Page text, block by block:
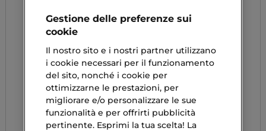
Gestione delle preferenze sui
cookie
Il nostro sito e i nostri partner utilizzano
i cookie necessari per il funzionamento
del sito, nonché i cookie per
ottimizzarne le prestazioni, per
migliorare e/o personalizzare le sue
funzionalità e per offrirti pubblicità
pertinente. Esprimi la tua scelta! La